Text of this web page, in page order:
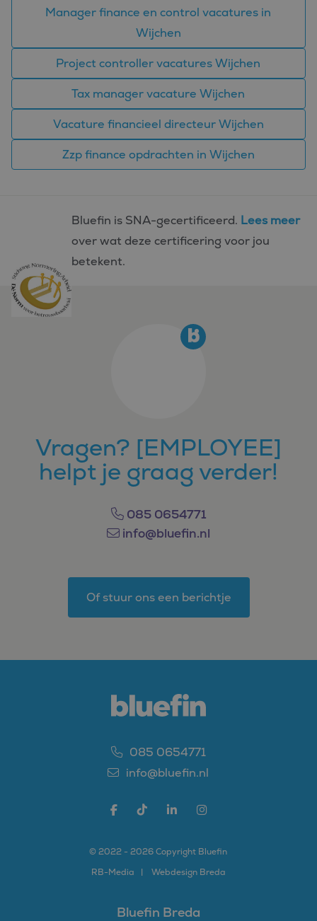
Manager finance en control vacatures in
Wijchen
Project controller vacatures Wijchen
Tax manager vacature Wijchen
Vacature financieel directeur Wijchen
Zzp finance opdrachten in Wijchen
Bluefin is SNA-gecertificeerd. Lees meer
over wat deze certificering voor jou
betekent.
Vragen? [EMPLOYEE]
helpt je graag verder!
085 0654771
info@bluefin.nl
Of stuur ons een berichtje
085 0654771
info@bluefin.nl
© 2022 - 2026 Copyright Bluefin
RB-Media Webdesign Breda
Bluefin Breda